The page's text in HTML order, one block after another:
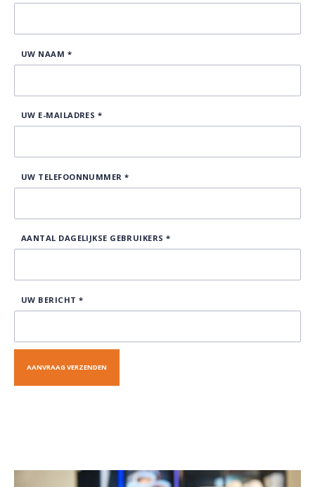
UW NAAM *
UW E-MAILADRES *
UW TELEFOONNUMMER*
AANTAL DAGELIJKSE GEBRUIKERS*
UW BERICHT *